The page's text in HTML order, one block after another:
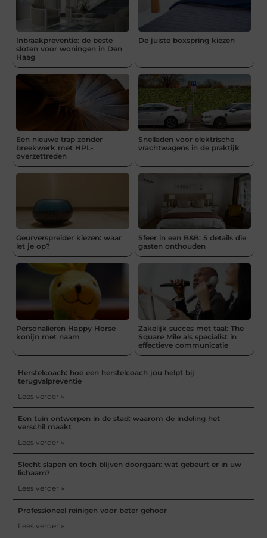
Inbraakpreventie: de beste
sloten voor woningen in Den
Haag
De juiste boxspring kiezen
Een nieuwe trap zonder
breekwerk met HPL-
overzettreden
Snelladen voor elektrische
vrachtwagens in de praktijk
Geurverspreider kiezen: waar
let je op?
Sfeer in een B&B: 5 details die
gasten onthouden
Personalieren Happy Horse
konijn met naam
Zakelijk succes met taal: The
Square Mile als specialist in
effectieve communicatie
Herstelcoach: hoe een herstelcoach jou helpt bij
terugvalpreventie
Lees verder »
Een tuin ontwerpen in de stad: waarom de indeling het
verschil maakt
Lees verder »
Slecht slapen en toch blijven doorgaan: wat gebeurt er in uw
lichaam?
Lees verder »
Professioneel reinigen voor beter gehoor
Lees verder »